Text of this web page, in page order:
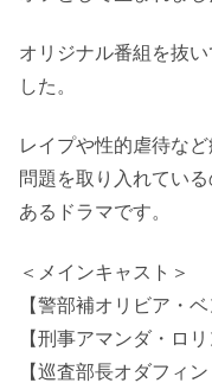
オリジナル番組を抜
した。
レイプや性的虐待な
問題を取り入れてい
あるドラマです。
＜メインキャスト＞
【警部補オリビア・
【刑事アマンダ・ロ
【巡査部長オダフィ